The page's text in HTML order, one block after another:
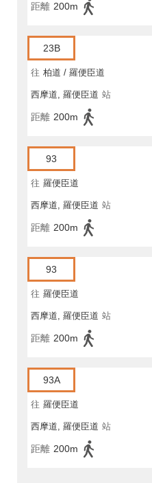
距離 200m
23B
往 柏道 / 羅便臣道
西摩道, 羅便臣道 站
距離 200m
93
往 羅便臣道
西摩道, 羅便臣道 站
距離 200m
93
往 羅便臣道
西摩道, 羅便臣道 站
距離 200m
93A
往 羅便臣道
西摩道, 羅便臣道 站
距離 200m